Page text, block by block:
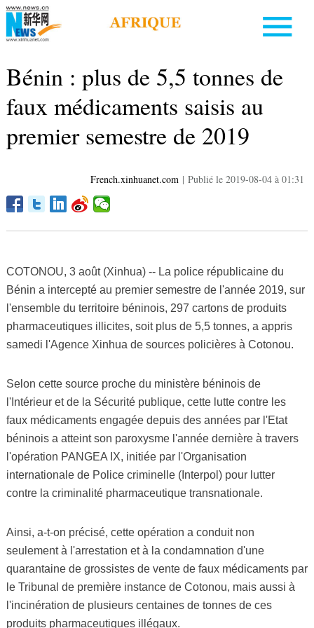
Bénin : plus de 5,5 tonnes de
faux médicaments saisis au
premier semestre de 2019
French.xinhuanet.com | Publié le 2019-08-04 à 01:31
COTONOU, 3 août (Xinhua) -- La police républicaine du
Bénin a intercepté au premier semestre de l'année 2019, sur
l'ensemble du territoire béninois, 297 cartons de produits
pharmaceutiques illicites, soit plus de 5,5 tonnes, a appris
samedi l'Agence Xinhua de sources policières à Cotonou.
Selon cette source proche du ministère béninois de
l'Intérieur et de la Sécurité publique, cette lutte contre les
faux médicaments engagée depuis des années par l'Etat
béninois a atteint son paroxysme l'année dernière à travers
l'opération PANGEA IX, initiée par l'Organisation
internationale de Police criminelle (Interpol) pour lutter
contre la criminalité pharmaceutique transnationale.
Ainsi, a-t-on précisé, cette opération a conduit non
seulement à l'arrestation et à la condamnation d'une
quarantaine de grossistes de vente de faux médicaments par
le Tribunal de première instance de Cotonou, mais aussi à
l'incinération de plusieurs centaines de tonnes de ces
produits pharmaceutiques illégaux.